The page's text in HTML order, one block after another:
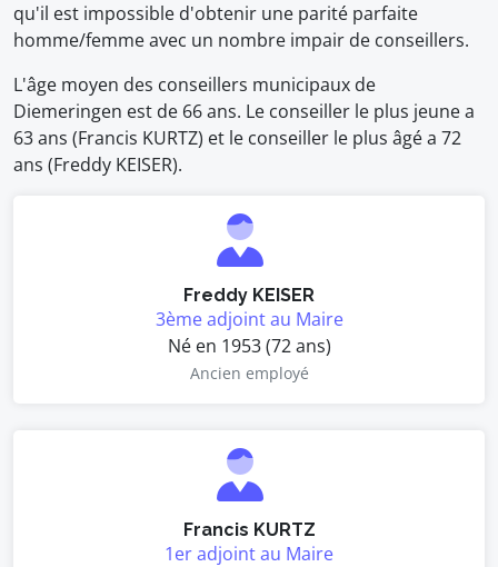
qu'il est impossible d'obtenir une parité parfaite
homme/femme avec un nombre impair de conseillers.
L'âge moyen des conseillers municipaux de
Diemeringen est de 66 ans. Le conseiller le plus jeune a
63 ans (Francis KURTZ) et le conseiller le plus âgé a 72
ans (Freddy KEISER).
Freddy KEISER
3ème adjoint au Maire
Né en 1953 (72 ans)
Ancien employé
Francis KURTZ
1er adjoint au Maire